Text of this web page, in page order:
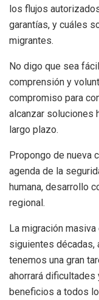
los flujos
garantías, y cuáles
migrantes.
No digo que sea
comprensión y
compromiso para
alcanzar soluciones
largo plazo.
Propongo de nueva
agenda de la
humana, desarrollo
regional.
La migración
siguientes décadas,
tenemos una gran
ahorrará
beneficios a todos